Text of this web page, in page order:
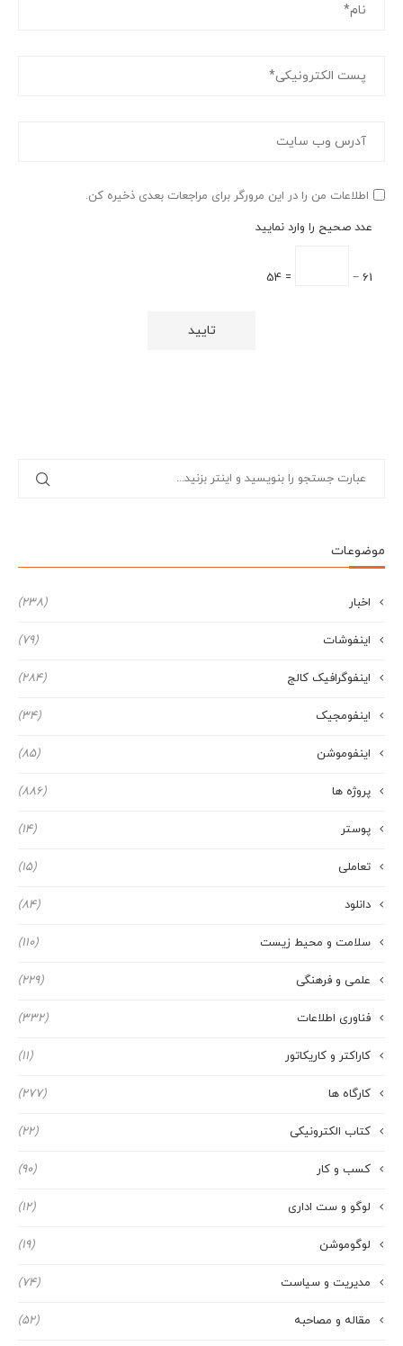
اطلاعات من را در این مرورگر برای مراجعات بعدی ذخیره کن.
عدد صحیح را وارد نمایید
61 −
= 54
موضوعات
اخبار (238)
اینفوشات (79)
اینفوگرافیک کالج (284)
اینفومجیک (34)
اینفوموشن (85)
پروژه ها (886)
پوستر (14)
تعاملی (15)
دانلود (84)
سلامت و محیط زیست (110)
علمی و فرهنگی (229)
فناوری اطلاعات (332)
کاراکتر و کاریکاتور (11)
کارگاه ها (277)
کتاب الکترونیکی (22)
کسب و کار (90)
لوگو و ست اداری (12)
لوگوموشن (19)
مدیریت و سیاست (74)
مقاله و مصاحبه (52)